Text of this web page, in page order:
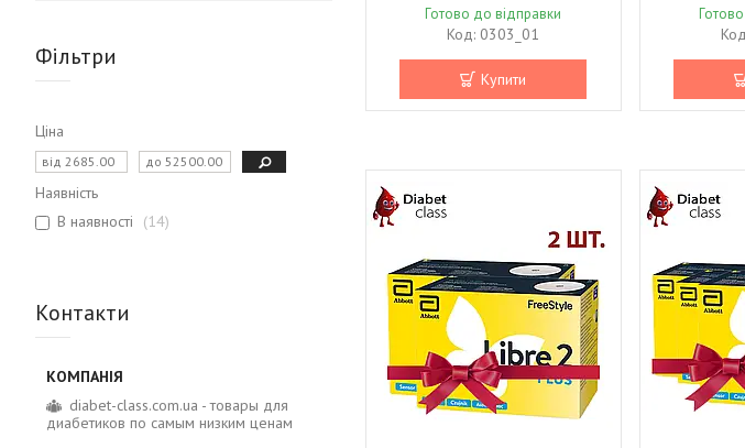
Готово до відправки
0303_01
Купити
Фільтри
Ціна
Наявність
В наявності
14
Контакти
diabet-class.com.ua - товары для
диабетиков по самым низким ценам